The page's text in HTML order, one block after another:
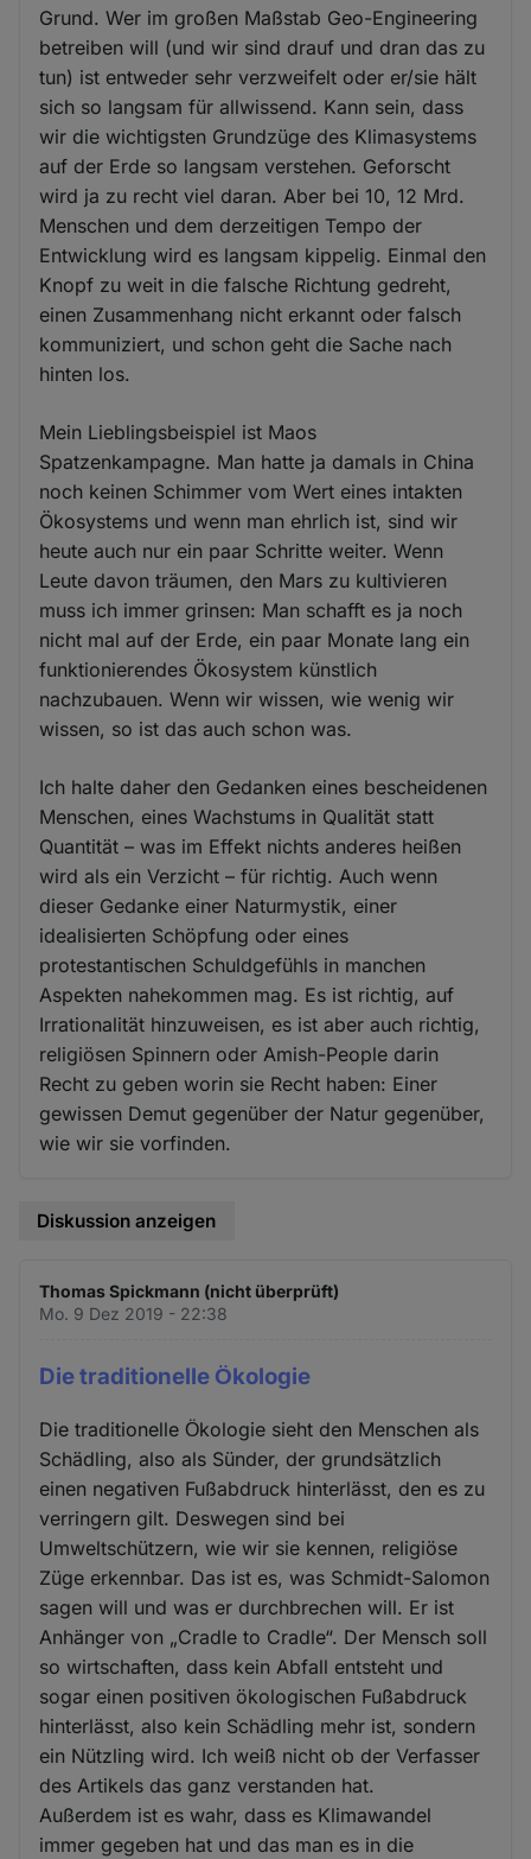
Grund. Wer im großen Maßstab Geo-Engineering
betreiben will (und wir sind drauf und dran das zu
tun) ist entweder sehr verzweifelt oder er/sie hält
sich so langsam für allwissend. Kann sein, dass
wir die wichtigsten Grundzüge des Klimasystems
auf der Erde so langsam verstehen. Geforscht
wird ja zu recht viel daran. Aber bei 10, 12 Mrd.
Menschen und dem derzeitigen Tempo der
Entwicklung wird es langsam kippelig. Einmal den
Knopf zu weit in die falsche Richtung gedreht,
einen Zusammenhang nicht erkannt oder falsch
kommuniziert, und schon geht die Sache nach
hinten los.
Mein Lieblingsbeispiel ist Maos
Spatzenkampagne. Man hatte ja damals in China
noch keinen Schimmer vom Wert eines intakten
Ökosystems und wenn man ehrlich ist, sind wir
heute auch nur ein paar Schritte weiter. Wenn
Leute davon träumen, den Mars zu kultivieren
muss ich immer grinsen: Man schafft es ja noch
nicht mal auf der Erde, ein paar Monate lang ein
funktionierendes Ökosystem künstlich
nachzubauen. Wenn wir wissen, wie wenig wir
wissen, so ist das auch schon was.
Ich halte daher den Gedanken eines bescheidenen
Menschen, eines Wachstums in Qualität statt
Quantität – was im Effekt nichts anderes heißen
wird als ein Verzicht – für richtig. Auch wenn
dieser Gedanke einer Naturmystik, einer
idealisierten Schöpfung oder eines
protestantischen Schuldgefühls in manchen
Aspekten nahekommen mag. Es ist richtig, auf
Irrationalität hinzuweisen, es ist aber auch richtig,
religiösen Spinnern oder Amish-People darin
Recht zu geben worin sie Recht haben: Einer
gewissen Demut gegenüber der Natur gegenüber,
wie wir sie vorfinden.
Diskussion anzeigen
Thomas Spickmann (nicht überprüft)
Mo. 9 Dez 2019 - 22:38
Die traditionelle Ӧkologie
Die traditionelle Ӧkologie sieht den Menschen als
Schädling, also als Sünder, der grundsätzlich
einen negativen Fußabdruck hinterlässt, den es zu
verringern gilt. Deswegen sind bei
Umweltschützern, wie wir sie kennen, religiöse
Züge erkennbar. Das ist es, was Schmidt-Salomon
sagen will und was er durchbrechen will. Er ist
Anhänger von „Cradle to Cradle“. Der Mensch soll
so wirtschaften, dass kein Abfall entsteht und
sogar einen positiven ökologischen Fußabdruck
hinterlässt, also kein Schädling mehr ist, sondern
ein Nützling wird. Ich weiß nicht ob der Verfasser
des Artikels das ganz verstanden hat.
Außerdem ist es wahr, dass es Klimawandel
immer gegeben hat und das man es in die